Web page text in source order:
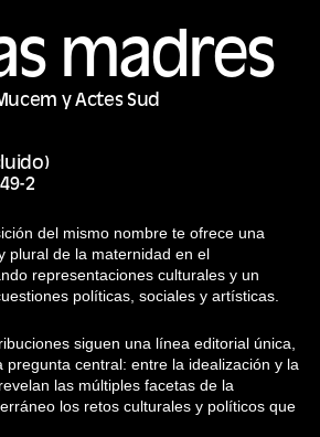
madres
y Actes Sud
2
del mismo nombre te ofrece una
plural de la maternidad en el
representaciones culturales y un
políticas, sociales y artísticas.
siguen una línea editorial única,
central: entre la idealización y la
las múltiples facetas de la
los retos culturales y políticos que